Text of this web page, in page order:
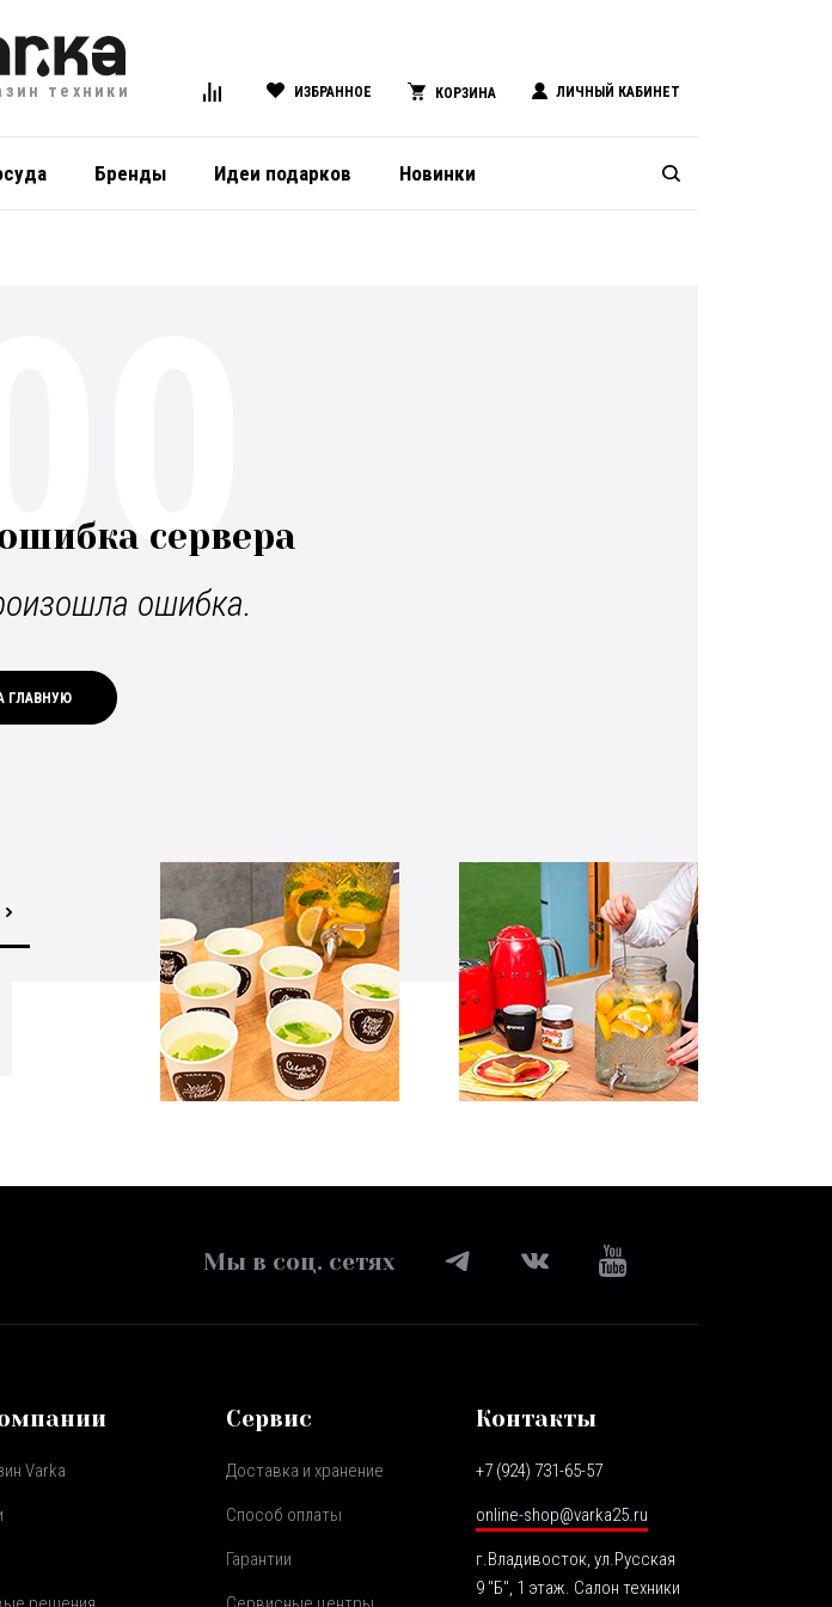
техники ИЗБРАННОЕ КОРЗИНА ЛИЧНЫЙ КАБИНЕТ
Бренды Идеи подарков Новинки
сервера
ошибка.
ГЛАВНУЮ
Мы в соц. сетях
Varka
Сервис
Доставка и хранение
Способ оплаты
Гарантии
Контакты
+7 (924) 731-65-57
online-shop@varka25.ru
г.Владивосток, ул.Русская
9 "Б", 1 этаж. Салон техники